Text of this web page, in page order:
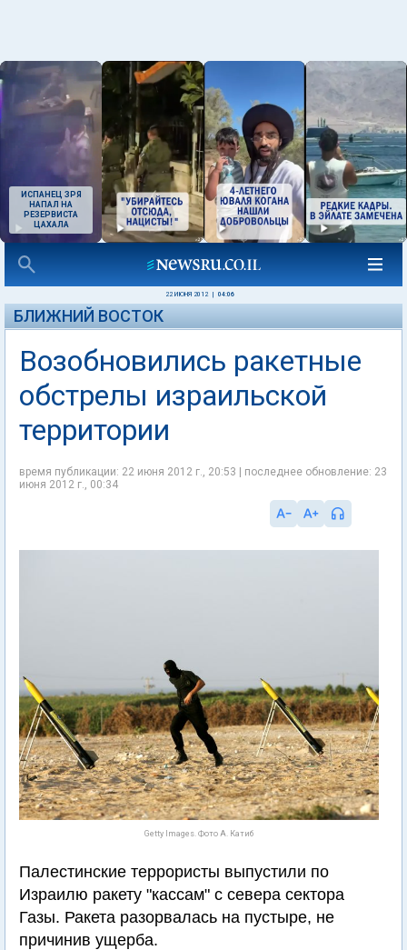
ИСПАНЕЦ ЗРЯ
НАПАЛ НА
РЕЗЕРВИСТА
ЦАХАЛА
22 ИЮНЯ 2012 04:06
БЛИЖНИЙ ВОСТОК
Возобновились ракетные
обстрелы израильской
территории
время публикации: 22 июня 2012 г., 20:53 | последнее обновление: 23
июня 2012 г., 00:34
Getty Images. Фото А. Катиб
Палестинские террористы выпустили по
Израилю ракету "кассам" с севера сектора
Газы. Ракета разорвалась на пустыре, не
причинив ущерба.